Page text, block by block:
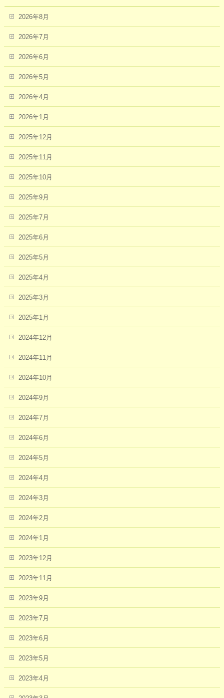
2026年8月
2026年7月
2026年6月
2026年5月
2026年4月
2026年1月
2025年12月
2025年11月
2025年10月
2025年9月
2025年7月
2025年6月
2025年5月
2025年4月
2025年3月
2025年1月
2024年12月
2024年11月
2024年10月
2024年9月
2024年7月
2024年6月
2024年5月
2024年4月
2024年3月
2024年2月
2024年1月
2023年12月
2023年11月
2023年9月
2023年7月
2023年6月
2023年5月
2023年4月